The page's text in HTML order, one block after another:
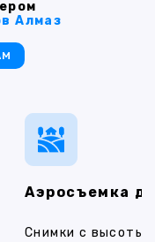
Аэросъемка
Снимки с высоты
Алмаз